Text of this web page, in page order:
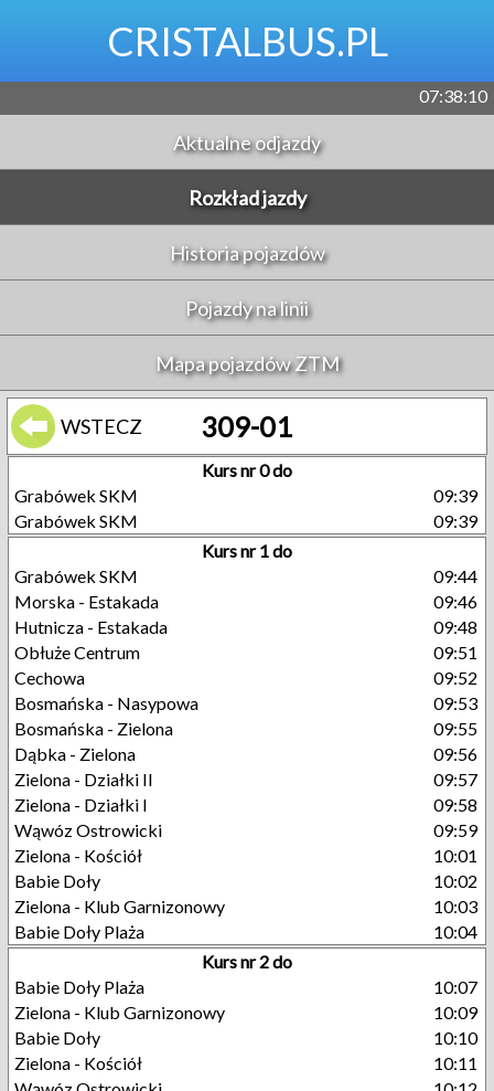
CRISTALBUS.PL
07:38:10
Aktualne odjazdy
Rozkład jazdy
Historia pojazdów
Pojazdy na linii
Mapa pojazdów ZTM
WSTECZ 309-01
Kurs nr 0 do
Grabówek SKM
09:39
Grabówek SKM
09:39
Kurs nr 1 do
Grabówek SKM
09:44
Morska - Estakada
09:46
Hutnicza - Estakada
09:48
Obłuże Centrum
09:51
Cechowa
09:52
Bosmańska - Nasypowa
09:53
Bosmańska - Zielona
09:55
Dąbka - Zielona
09:56
Zielona - Działki II
09:57
Zielona - Działki I
09:58
Wąwóz Ostrowicki
09:59
Zielona - Kościół
10:01
Babie Doły
10:02
Zielona - Klub Garnizonowy
10:03
Babie Doły Plaża
10:04
Kurs nr 2 do
Babie Doły Plaża
10:07
Zielona - Klub Garnizonowy
10:09
Babie Doły
10:10
Zielona - Kościół
10:11